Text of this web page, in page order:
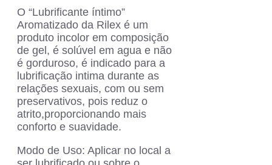
O “Lubrificante íntimo”
Aromatizado da Rilex é um
produto incolor em composição
de gel, é solúvel em agua e não
é gorduroso, é indicado para a
lubrificação intima durante as
relações sexuais, com ou sem
preservativos, pois reduz o
atrito,proporcionando mais
conforto e suavidade.
Modo de Uso: Aplicar no local a